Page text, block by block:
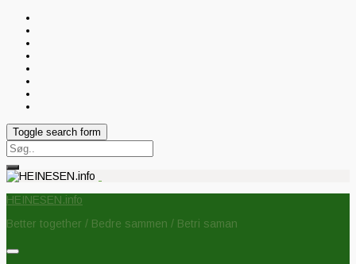
Toggle search form
Search
for:
HEINESEN.info
Better together / Bedre sammen / Betri saman